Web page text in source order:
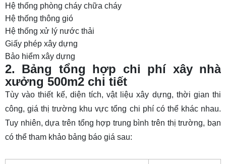
Hệ thống phòng cháy chữa cháy
Hệ thống thông gió
Hệ thống xử lý nước thải
Giấy phép xây dựng
Bảo hiểm xây dựng
2. Bảng tổng hợp chi phí xây nhà
xưởng 500m2 chi tiết
Tùy vào thiết kế, diện tích, vật liệu xây dựng, thời gian thi
công, giá thị trường khu vực tổng chi phí có thể khác nhau.
Tuy nhiên, dựa trên tổng hợp trung bình trên thị trường, bạn
có thể tham khảo bảng báo giá sau: